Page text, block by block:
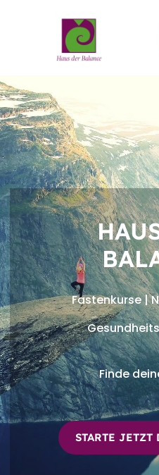
Fastenkurse |
Finde
STARTE